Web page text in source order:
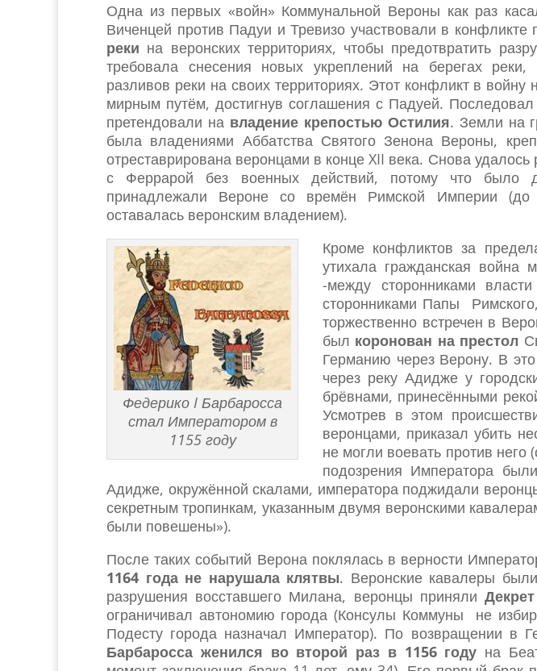
Одна из первых «войн» Коммунальной Вероны как раз
Виченцей против Падуи и Тревизо участвовали в
реки на веронских территориях, чтобы предотвратить
требовала снесения новых укреплений на берегах
разливов реки на своих территориях. Этот конфликт в
мирным путём, достигнув соглашения с Падуей.
претендовали на владение крепостью Остилия. Земли на
была владениями Аббатства Святого Зенона Вероны,
отреставрирована веронцами в конце XII века. Снова
с Феррарой без военных действий, потому что было
принадлежали Вероне со времён Римской Империи (до
оставалась веронским владением).
Федерико I Барбаросса
стал Императором в
1155 году
Кроме конфликтов за
утихала гражданская война
-между сторонниками
сторонниками Папы Римского,
торжественно встречен в
был коронован на престол
Германию через Верону. В
через реку Адидже у
брёвнами, принесёнными
Усмотрев в этом
веронцами, приказал убить
не могли воевать против него
подозрения Императора
Адидже, окружённой скалами, императора поджидали
секретным тропинкам, указанным двумя веронскими
были повешены»).
После таких событий Верона поклялась в верности
1164 года не нарушала клятвы. Веронские кавалеры
разрушения восставшего Милана, веронцы приняли
ограничивал автономию города (Консулы Коммуны не
Подесту города назначал Император). По возвращении в
Барбаросса женился во второй раз в 1156 году на